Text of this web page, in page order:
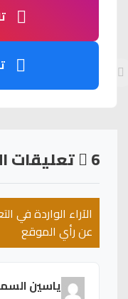
6 تعليقات
الآراء الواردة في
عن رأي الموقع
ياسين